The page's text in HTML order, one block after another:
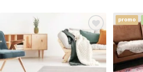
promo